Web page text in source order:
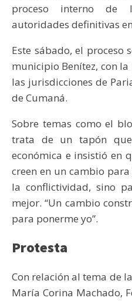
proceso interno de
autoridades definitivas
Este sábado, el proceso
municipio Benítez, con
las jurisdicciones de
de Cumaná.
Sobre temas como el
trata de un tapón
económica e insistió en
creen en un cambio
la conflictividad, sino
mejor. “Un cambio
para ponerme yo”.
Protesta
Con relación al tema de
María Corina Machado,